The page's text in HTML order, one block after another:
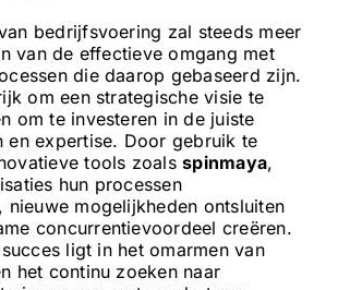
bedrijfsvoering zal steeds meer
van de effectieve omgang met
die daarop gebaseerd zijn.
om een strategische visie te
om te investeren in de juiste
en expertise. Door gebruik te
tools zoalsspinmaya,
hun processen
nieuwe mogelijkheden ontsluiten
concurrentievoordeel creëren.
ligt in het omarmen van
het continu zoeken naar